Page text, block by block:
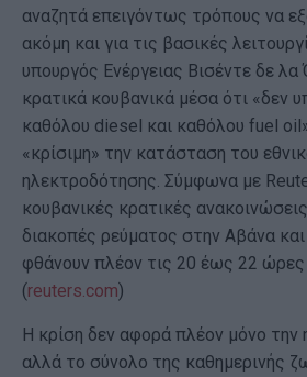
αναζητά επειγόντως τρόπους να
ακόμη και για τις βασικές
υπουργός Ενέργειας Βισέντε δε
κρατικά κουβανικά μέσα ότι «δεν
καθόλου diesel και καθόλου fuel
«κρίσιμη» την κατάσταση του
ηλεκτροδότησης. Σύμφωνα με
κουβανικές κρατικές
διακοπές ρεύματος στην Αβάνα
φθάνουν πλέον τις 20 έως 22 ώρες
(reuters.com)
Η κρίση δεν αφορά πλέον μόνο την
αλλά το σύνολο της καθημερινής